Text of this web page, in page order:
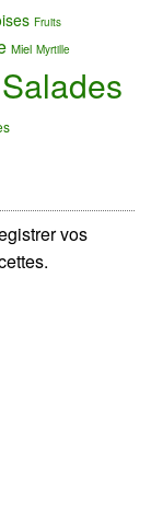
Fruits
Miel Myrtille
Salades
vos